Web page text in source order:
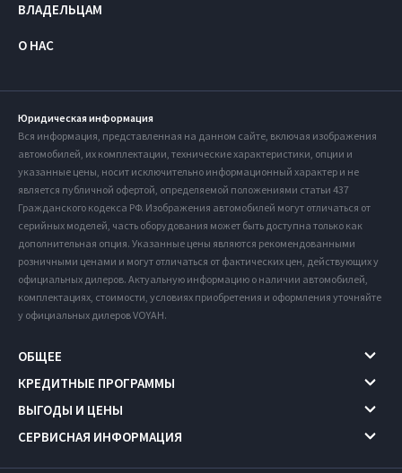
ВЛАДЕЛЬЦАМ
О НАС
Юридическая информация
Вся информация, представленная на данном сайте, включая изображения
автомобилей, их комплектации, технические характеристики, опции и
указанные цены, носит исключительно информационный характер и не
является публичной офертой, определяемой положениями статьи 437
Гражданского кодекса РФ. Изображения автомобилей могут отличаться от
серийных моделей, часть оборудования может быть доступна только как
дополнительная опция. Указанные цены являются рекомендованными
розничными ценами и могут отличаться от фактических цен, действующих у
официальных дилеров. Актуальную информацию о наличии автомобилей,
комплектациях, стоимости, условиях приобретения и оформления уточняйте
у официальных дилеров VOYAH.
ОБЩЕЕ
КРЕДИТНЫЕ ПРОГРАММЫ
ВЫГОДЫ И ЦЕНЫ
СЕРВИСНАЯ ИНФОРМАЦИЯ